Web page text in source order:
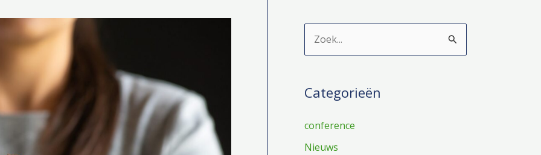
o
k
a
a
Categorieën
conference
Nieuws